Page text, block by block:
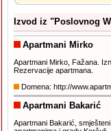
Izvod iz "Poslovnog
Apartmani Mirko
Apartmani Mirko, Fažana.
Rezervacije apartmana.
Domena: http://
Apartmani Bakarić
Apartmani Bakarić,